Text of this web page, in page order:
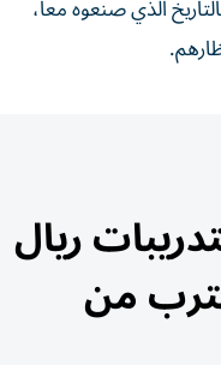
الذي صنعوه معاً،
ريال
من